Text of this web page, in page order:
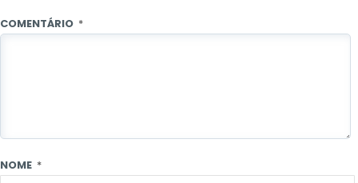
COMENTÁRIO *
NOME *